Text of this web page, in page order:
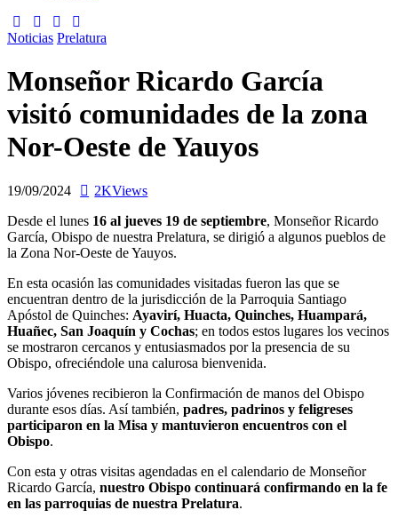
Noticias Prelatura
Monseñor Ricardo García
visitó comunidades de la zona
Nor-Oeste de Yauyos
19/09/2024 2KViews
Desde el lunes 16 al jueves 19 de septiembre, Monseñor Ricardo
García, Obispo de nuestra Prelatura, se dirigió a algunos pueblos de
la Zona Nor-Oeste de Yauyos.
En esta ocasión las comunidades visitadas fueron las que se
encuentran dentro de la jurisdicción de la Parroquia Santiago
Apóstol de Quinches: Ayavirí, Huacta, Quinches, Huampará,
Huañec, San Joaquín y Cochas; en todos estos lugares los vecinos
se mostraron cercanos y entusiasmados por la presencia de su
Obispo, ofreciéndole una calurosa bienvenida.
Varios jóvenes recibieron la Confirmación de manos del Obispo
durante esos días. Así también, padres, padrinos y feligreses
participaron en la Misa y mantuvieron encuentros con el
Obispo.
Con esta y otras visitas agendadas en el calendario de Monseñor
Ricardo García, nuestro Obispo continuará confirmando en la fe
en las parroquias de nuestra Prelatura.